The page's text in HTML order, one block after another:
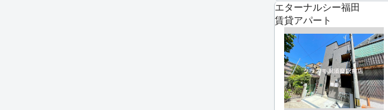
エターナルシー福田
賃貸アパート